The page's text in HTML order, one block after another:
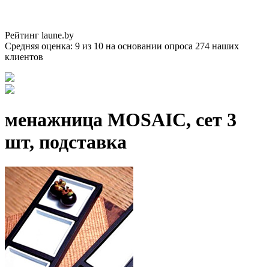
Рейтинг laune.by
Средняя оценка: 9 из 10 на основании опроса 274 наших
клиентов
менажница MOSAIC, сет 3
шт, подставка